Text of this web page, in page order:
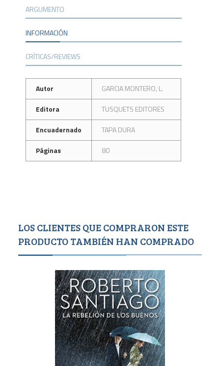
ARGUMENTO
INFORMACIÓN
CRÍTICAS/REVIEWS
Autor
GARCIA MONTERO, L.
Editora
TUSQUETS EDITORES
Encuadernado
TAPA DURA
Páginas
80
LOS CLIENTES QUE COMPRARON ESTE
PRODUCTO TAMBIÉN HAN COMPRADO